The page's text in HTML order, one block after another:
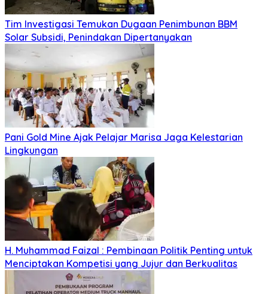
Tim Investigasi Temukan Dugaan Penimbunan BBM
Solar Subsidi, Penindakan Dipertanyakan
Pani Gold Mine Ajak Pelajar Marisa Jaga Kelestarian
Lingkungan
H. Muhammad Faizal : Pembinaan Politik Penting untuk
Menciptakan Kompetisi yang Jujur dan Berkualitas